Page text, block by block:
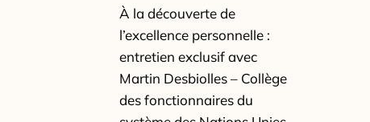
À la découverte de
l’excellence personnelle :
entretien exclusif avec
Martin Desbiolles – Collège
des fonctionnaires du